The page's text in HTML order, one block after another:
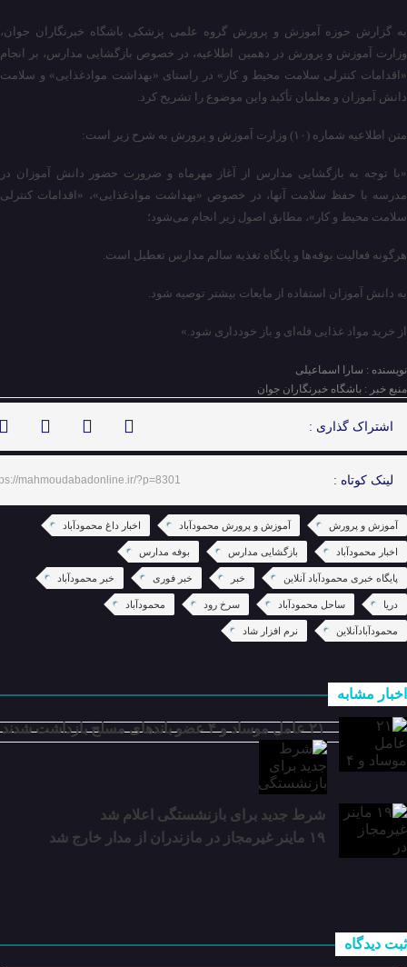
به گزارش حوزه آموزش و پرورش گروه علمی پزشکی باشگاه خبرنگاران جوان،
وزارت آموزش و پرورش در دهمین اطلاعیه، در خصوص بازگشایی مدارس، بر انجام
«اقدامات کنترلی سلامت محیط و کار» در راستای «بهداشت موادغذایی» و سلامت
دانش آموزان و معلمان تأکید واین موضوع را تشریح کرد.
متن اطلاعیه شماره (۱۰) وزارت آموزش و پرورش به شرح زیر است:
«با توجه به بازگشایی مدارس از آغاز مهرماه و ضرورت حضور دانش آموزان در
مدرسه با حفظ سلامت آنها، در خصوص «بهداشت موادغذایی»، «اقدامات کنترلی
سلامت محیط و کار»، مطابق اصول زیر انجام می‌شود؛
هرگونه فعالیت بوفه‌ها و پایگاه تغذیه سالم مدارس تعطیل است.
به دانش آموزان استفاده از مایعات بیشتر توصیه شود.
از خرید مواد غذایی فله‌ای و باز خودداری شود.»
نویسنده : سارا اسماعیلی
منبع خبر : باشگاه خبرنگاران جوان
اشتراک گذاری :
لینک کوتاه : mahmoudabadonline.ir/?p=8301
آموزش و پرورش آموزش و پرورش محمودآباد اخبار داغ محمودآباد
اخبار محمودآباد بازگشایی مدارس بوفه مدارس
پایگاه خبری محمودآباد آنلاین خبر خبر فوری خبر محمودآباد
دریا ساحل محمودآباد سرخ رود محمودآباد
محمودآبادآنلاین نرم افزار شاد
اخبار مشابه
۲۱ عامل موساد و ۴ عضو باند‌های مسلح بازداشت شدند
شرط جدید برای بازنشستگی اعلام شد
۱۹ ماینر غیرمجاز در مازندران از مدار خارج شد
ثبت دیدگاه